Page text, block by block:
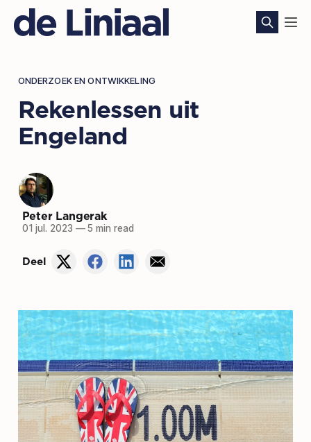
ONDERZOEK EN ONTWIKKELING
Rekenlessen uit
Engeland
Peter Langerak
01 jul. 2023 —5 min read
Deel